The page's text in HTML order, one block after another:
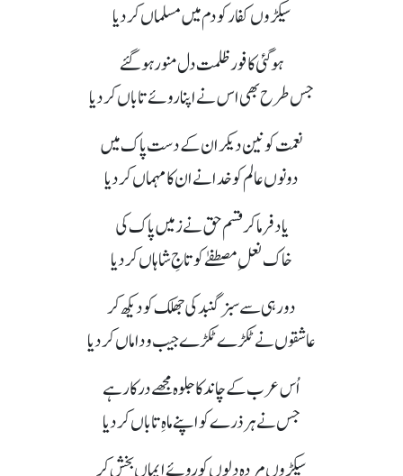
سیکڑوں کفار کو دم میں مسلماں کردیا
ہوگئی کافور ظلمت دل منور ہوگئے
جس طرح بھی اسں نے اپنا روئے تاباں کردیا
نعمت کونین دیکر ان کے دست پاک میں
دونوں عالم کو خدا نے ان کا مہماں کردیا
یاد فرماکر قسم حق نے زمیں پاک کی
خاک نعلِ مصطفےٰ کو تاجِ شاہاں کردیا
دورہی سےسبزگنبد کی جھلک کو دیکھ کر
عاشقوں نے ٹکڑے ٹکڑے جیب و داماں کردیا
اُس عرب کے چاند کا جلوہ مجھے درکار ہے
جس نے ہر ذرے کو اپنے ماہِ تاباں کردیا